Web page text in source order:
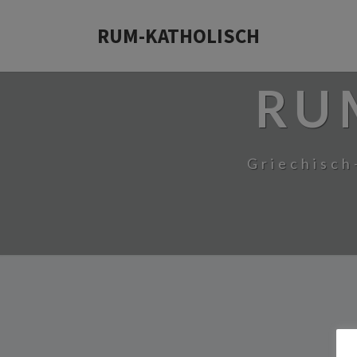
RUM-KATHOLISCH